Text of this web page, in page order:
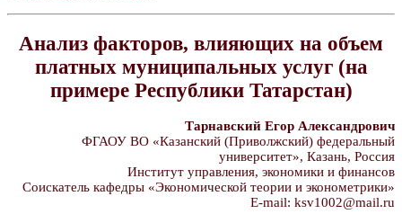
Анализ факторов, влияющих на объем
платных муниципальных услуг (на
примере Республики Татарстан)
Тарнавский Егор Александрович
ФГАОУ ВО «Казанский (Приволжский) федеральный
университет», Казань, Россия
Институт управления, экономики и финансов
Соискатель кафедры «Экономической теории и эконометрики»
E-mail: ksv1002@mail.ru